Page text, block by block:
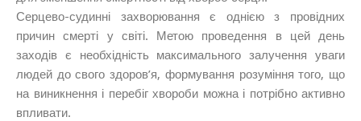
Серцево-судинні захворювання є однією з провідних
причин смерті у світі. Метою проведення в цей день
заходів є необхідність максимального залучення уваги
людей до свого здоров’я, формування розуміння того, що
на виникнення і перебіг хвороби можна і потрібно активно
впливати.